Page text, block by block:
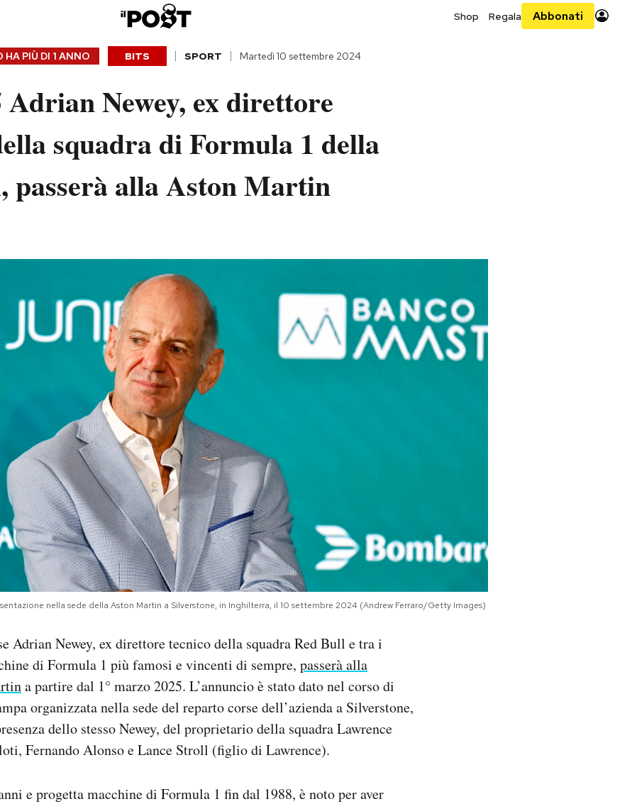
Shop Regala Abbonati
HA PIÙ DI 1 ANNO BITS SPORT Martedì 10 settembre 2024
Adrian Newey, ex direttore
squadra di Formula 1 della
passerà alla Aston Martin
nella sede della Aston Martin a Silverstone, in Inghilterra, il 10 settembre 2024 (Andrew Ferraro/Getty Images)
Adrian Newey, ex direttore tecnico della squadra Red Bull e tra i
di Formula 1 più famosi e vincenti di sempre, passerà alla
a partire dal 1° marzo 2025. L’annuncio è stato dato nel corso di
organizzata nella sede del reparto corse dell’azienda a Silverstone,
dello stesso Newey, del proprietario della squadra Lawrence
Fernando Alonso e Lance Stroll (figlio di Lawrence).
e progetta macchine di Formula 1 fin dal 1988, è noto per aver